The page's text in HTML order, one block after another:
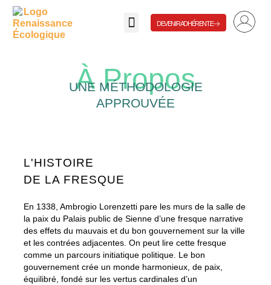
DEVENIR ADHÉRENT.E
À Propos
UNE MÉTHODOLOGIE
APPROUVÉE
L'HISTOIRE
DE LA FRESQUE
En 1338, Ambrogio Lorenzetti pare les murs de la salle de
la paix du Palais public de Sienne d’une fresque narrative
des effets du mauvais et du bon gouvernement sur la ville
et les contrées adjacentes. On peut lire cette fresque
comme un parcours initiatique politique. Le bon
gouvernement crée un monde harmonieux, de paix,
équilibré, fondé sur les vertus cardinales d’un